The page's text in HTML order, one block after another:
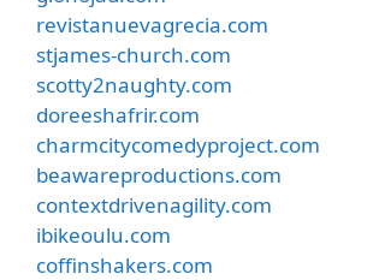
revistanuevagrecia.com
stjames-church.com
scotty2naughty.com
doreeshafrir.com
charmcitycomedyproject.com
beawareproductions.com
contextdrivenagility.com
ibikeoulu.com
coffinshakers.com